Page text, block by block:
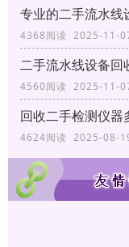
专业的二手流水线
4368阅读 2025-11-
二手流水线设备回
4560阅读 2025-11-
回收二手检测仪器
4624阅读 2025-08-